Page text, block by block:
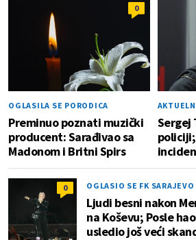
0
OGLASILA SE PORODICA
Preminuo poznati muzički
producent: Sarađivao sa
Madonom i Britni Spirs
Sergej
0 OGLASIO SE FK SARAJEVO
Ljudi besni nakon
na Koševu; Posle
usledio još veći